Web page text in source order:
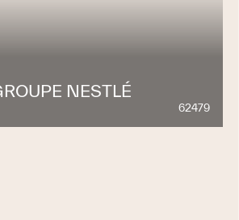
NESTLÉ
62479